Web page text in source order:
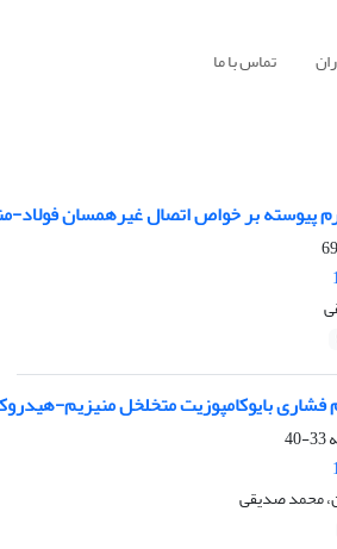
تماس با ما
پیوسته بر خواص اتصال غیرهمسان
فشاری بایوکامپوزیت متخلخل منیزیم-
33-40
محمد صدیقی